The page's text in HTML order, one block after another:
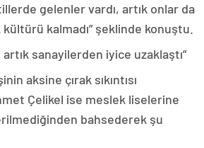
gelenler vardı, artık onlar da
kalmadı” şeklinde konuştu.
artık sanayilerden iyice uzaklaştı”
aksine çırak sıkıntısı
Çelikel ise meslek liselerine
bahsederek şu